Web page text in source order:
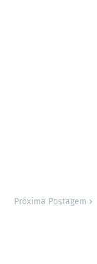
Próxima Postagem